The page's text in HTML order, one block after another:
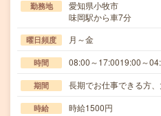
勤務地
愛知県小牧市
味岡駅から車7分
曜日頻度 月～金
時間 08:00～17:0019:00～
期間 長期でお仕事できる方、
時給 時給1500円